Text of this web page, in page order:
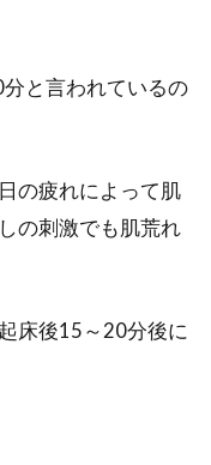
と言われているの
の疲れによって肌
の刺激でも肌荒れ
床後15～20分後に